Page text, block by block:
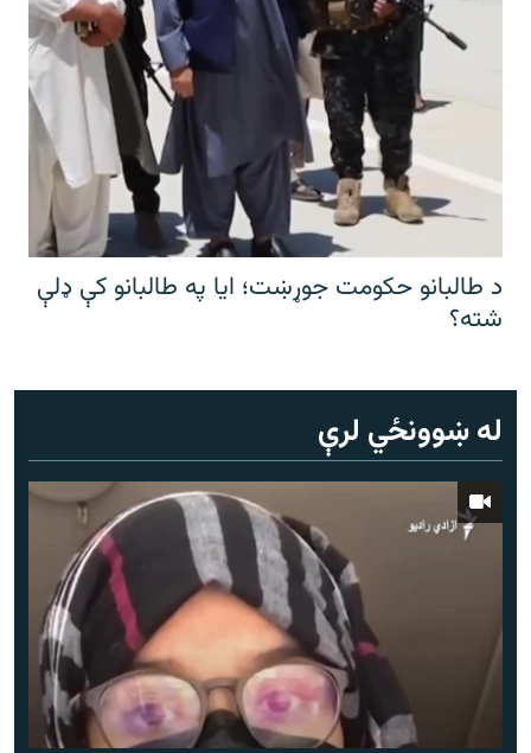
د طالبانو حکومت جوړښت؛ ایا په طالبانو کې ډلې
شته؟
له ښوونځي لرې